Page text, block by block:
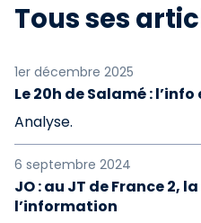
Tous ses
1er décembre 2025
Le 20h de Salamé :
Analyse.
6 septembre 2024
JO : au JT de France 2,
l’information